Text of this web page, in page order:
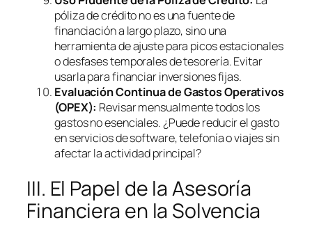
póliza de crédito no es una fuente de
financiación a largo plazo, sino una
herramienta de ajuste para picos estacionales
o desfases temporales de tesorería. Evitar
usarla para financiar inversiones fijas.
Evaluación Continua de Gastos Operativos
(OPEX): Revisar mensualmente todos los
gastos no esenciales. ¿Puede reducir el gasto
en servicios desoftware, telefonía o viajes sin
afectar la actividad principal?
III. El Papel de la Asesoría
Financiera en la Solvencia